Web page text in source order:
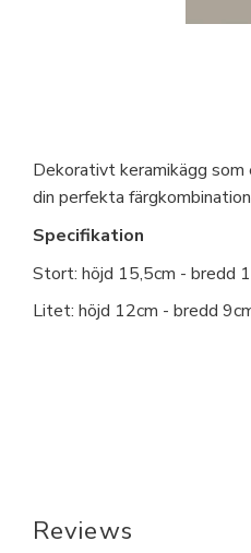
Dekorativt keramikägg
din perfekta färgkombination
Specifikation
Stort: höjd 15,5cm - bredd
Litet: höjd 12cm - bredd
Reviews